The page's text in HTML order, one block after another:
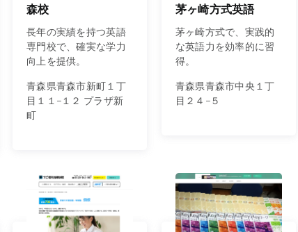
森校
長年の実績を持つ英語
専門校で、確実な学力
向上を提供。
青森県青森市新町１丁
目１１−１２ プラザ新
町
茅ヶ崎方式英語
茅ヶ崎方式で、実践的
な英語力を効率的に習
得。
青森県青森市中央１丁
目２４−５